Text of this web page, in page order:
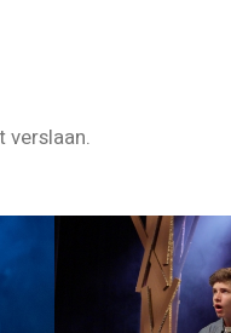
verslaan.